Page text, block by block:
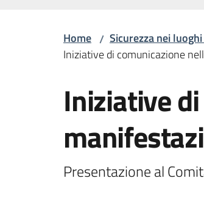
Home / Sicurezza nei
Iniziative di comunicazione
Iniziative
Presentazione al